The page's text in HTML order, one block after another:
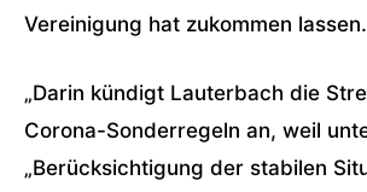
Vereinigung hat zukommen lassen.
„Darin kündigt Lauterbach die
Corona-Sonderregeln an, weil
„Berücksichtigung der stabilen